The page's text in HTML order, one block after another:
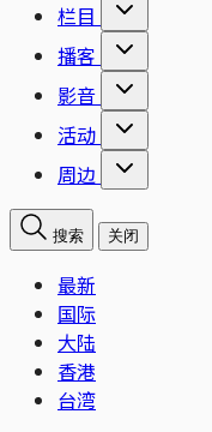
栏目
播客
影音
活动
周边
搜索 关闭
最新
国际
大陆
香港
台湾